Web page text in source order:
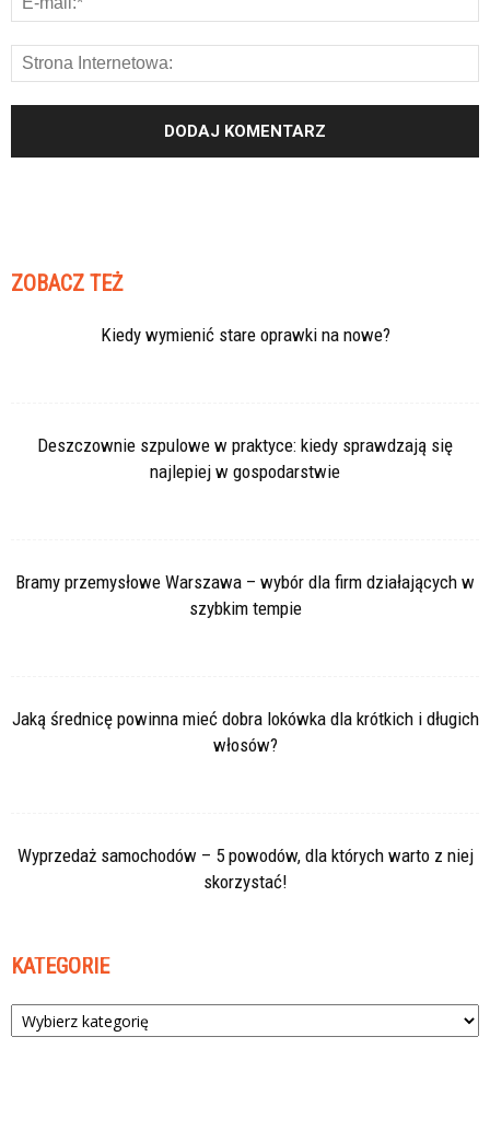
ZOBACZ TEŻ
Kiedy wymienić stare oprawki na nowe?
Deszczownie szpulowe w praktyce: kiedy sprawdzają się
najlepiej w gospodarstwie
Bramy przemysłowe Warszawa – wybór dla firm działających w
szybkim tempie
Jaką średnicę powinna mieć dobra lokówka dla krótkich i długich
włosów?
Wyprzedaż samochodów – 5 powodów, dla których warto z niej
skorzystać!
KATEGORIE
Kategorie